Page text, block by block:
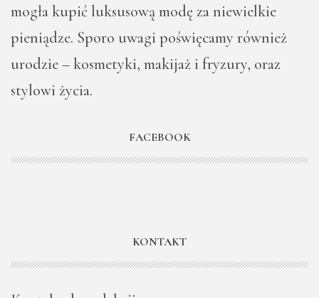
mogła kupić luksusową modę za niewielkie
pieniądze. Sporo uwagi poświęcamy również
urodzie – kosmetyki, makijaż i fryzury, oraz
stylowi życia.
FACEBOOK
KONTAKT